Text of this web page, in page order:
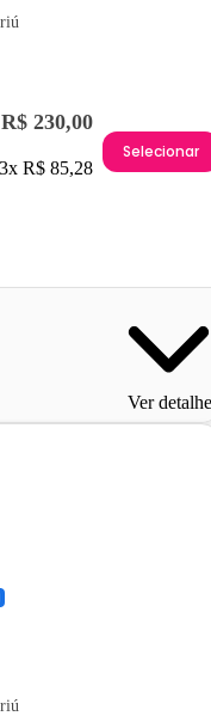
R$ 230,00
3x R$ 85,28
Selecionar
Ver